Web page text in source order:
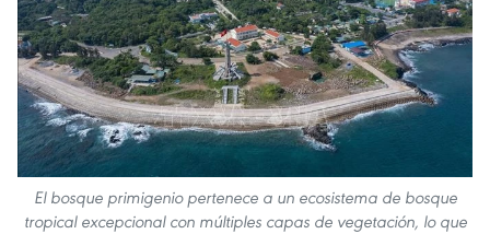
El bosque primigenio pertenece a un ecosistema de bosque
tropical excepcional con múltiples capas de vegetación, lo que